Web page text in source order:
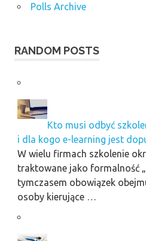
Polls Archive
RANDOM POSTS
Kto musi odbyć
i dla kogo e-learning jest
W wielu firmach szkolenie
traktowane jako formalność
tymczasem obowiązek
osoby kierujące …